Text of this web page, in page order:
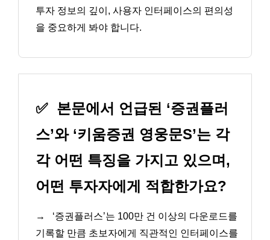
투자 정보의 깊이, 사용자 인터페이스의 편의성
을 중요하게 봐야 합니다.
✅ 본문에서 언급된 ‘증권플러
스’와 ‘키움증권 영웅문S’는 각
각 어떤 특징을 가지고 있으며,
어떤 투자자에게 적합한가요?
→
‘증권플러스’는 100만 건 이상의 다운로드를
기록할 만큼 초보자에게 직관적인 인터페이스를